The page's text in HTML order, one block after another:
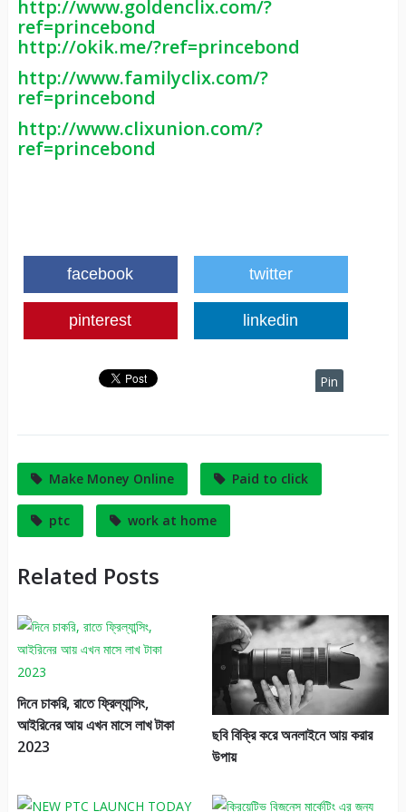
http://www.goldenclix.com/?
ref=princebond
http://okik.me/?ref=princebond
http://www.familyclix.com/?
ref=princebond
http://www.clixunion.com/?
ref=princebond
facebook twitter
pinterest linkedin
Pin
Make Money Online Paid to click
ptc work at home
Related Posts
দিনে চাকরি, রাতে ফ্রিল্যান্সিং,
আইরিনের আয় এখন মাসে লাখ টাকা
2023
ছবি বিক্রি করে অনলাইনে আয় করার
উপায়